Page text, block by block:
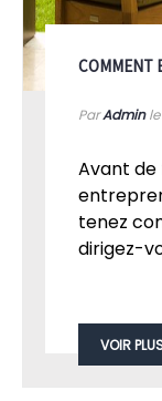
COMMENT
ParAdminle
Avant de
tenez
dirigez-
VOIR